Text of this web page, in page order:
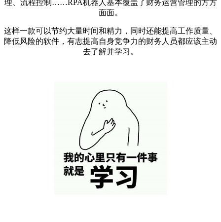
理、流程控制……RPA机器人基本覆盖了财务运营管理的方方
面面。
这样一款可以节约大量时间和精力，同时还能提高工作质量、
降低风险的软件，有志提高自身竞争力的财务人员都应该主动
去了解并学习。